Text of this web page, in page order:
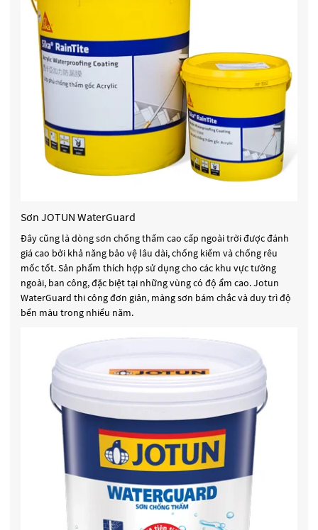
Sơn JOTUN WaterGuard
Đây cũng là dòng sơn chống thấm cao cấp ngoài trời được đánh
giá cao bởi khả năng bảo vệ lâu dài, chống kiềm và chống rêu
mốc tốt. Sản phẩm thích hợp sử dụng cho các khu vực tường
ngoài, ban công, đặc biệt tại những vùng có độ ẩm cao. Jotun
WaterGuard thi công đơn giản, màng sơn bám chắc và duy trì độ
bền màu trong nhiều năm.